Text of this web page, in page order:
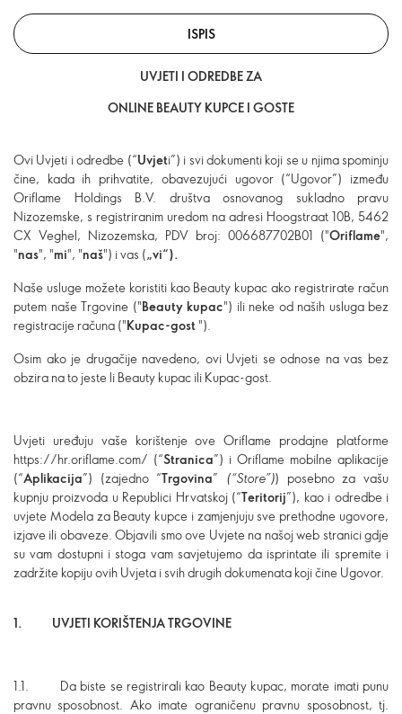
ISPIS
UVJETI I ODREDBE ZA
ONLINE BEAUTY KUPCE I GOSTE
Ovi Uvjeti i odredbe (“Uvjeti”) i svi dokumenti koji se u njima spominju
čine, kada ih prihvatite, obavezujući ugovor (“Ugovor”) između
Oriflame Holdings B.V. društva osnovanog sukladno pravu
Nizozemske, s registriranim uredom na adresi Hoogstraat 10B, 5462
CX Veghel, Nizozemska, PDV broj: 006687702B01 ("Oriflame",
"nas", "mi", "naš") i vas („vi“).
Naše usluge možete koristiti kao Beauty kupac ako registrirate račun
putem naše Trgovine ("Beauty kupac") ili neke od naših usluga bez
registracije računa ("Kupac-gost").
Osim ako je drugačije navedeno, ovi Uvjeti se odnose na vas bez
obzira na to jeste li Beauty kupac ili Kupac-gost.
Uvjeti uređuju vaše korištenje ove Oriflame prodajne platforme
https://hr.oriflame.com/ (“Stranica”) i Oriflame mobilne aplikacije
(“Aplikacija”) (zajedno “Trgovina” (“Store”)) posebno za vašu
kupnju proizvoda u Republici Hrvatskoj (“Teritorij”), kao i odredbe i
uvjete Modela za Beauty kupce i zamjenjuju sve prethodne ugovore,
izjave ili obaveze. Objavili smo ove Uvjete na našoj web stranici gdje
su vam dostupni i stoga vam savjetujemo da isprintate ili spremite i
zadržite kopiju ovih Uvjeta i svih drugih dokumenata koji čine Ugovor.
1. UVJETI KORIŠTENJA TRGOVINE
1.1. Da biste se registrirali kao Beauty kupac, morate imati punu
pravnu sposobnost. Ako imate ograničenu pravnu sposobnost, tj.